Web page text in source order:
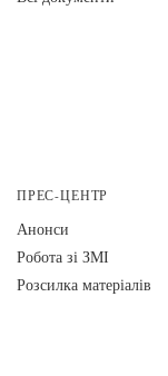
ПРЕС-ЦЕНТР
Анонси
Робота зі ЗМІ
Розсилка матеріалів